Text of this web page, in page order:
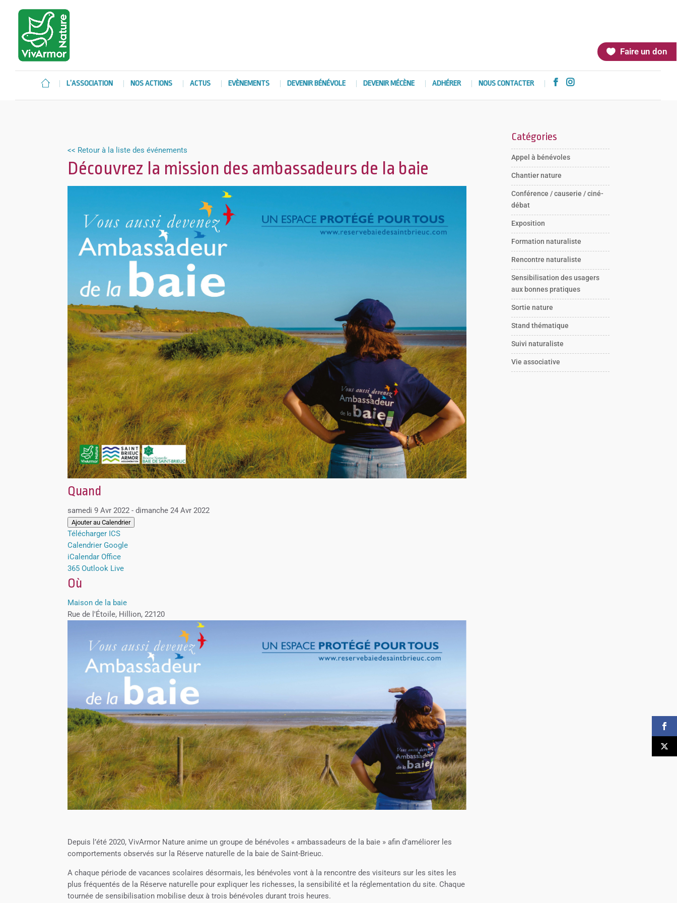
Faire un don
L’ASSOCIATION NOS ACTIONS ACTUS EVÈNEMENTS DEVENIR BÉNÉVOLE DEVENIR MÉCÈNE ADHÉRER NOUS CONTACTER  
<< Retour à la liste des événements
Découvrez la mission des ambassadeurs de la baie
Quand
samedi 9 Avr 2022 - dimanche 24 Avr 2022
Ajouter au Calendrier
Télécharger ICS
Calendrier Google
iCalendar Office
365 Outlook Live
Où
Maison de la baie
Rue de l'Étoile, Hillion, 22120
Depuis l’été 2020, VivArmor Nature anime un groupe de bénévoles « ambassadeurs de la baie » afin d’améliorer les
comportements observés sur la Réserve naturelle de la baie de Saint-Brieuc.
A chaque période de vacances scolaires désormais, les bénévoles vont à la rencontre des visiteurs sur les sites les
plus fréquentés de la Réserve naturelle pour expliquer les richesses, la sensibilité et la réglementation du site. Chaque
tournée de sensibilisation mobilise deux à trois bénévoles durant trois heures.
Catégories
Appel à bénévoles
Chantier nature
Conférence / causerie / ciné-
débat
Exposition
Formation naturaliste
Rencontre naturaliste
Sensibilisation des usagers
aux bonnes pratiques
Sortie nature
Stand thématique
Suivi naturaliste
Vie associative